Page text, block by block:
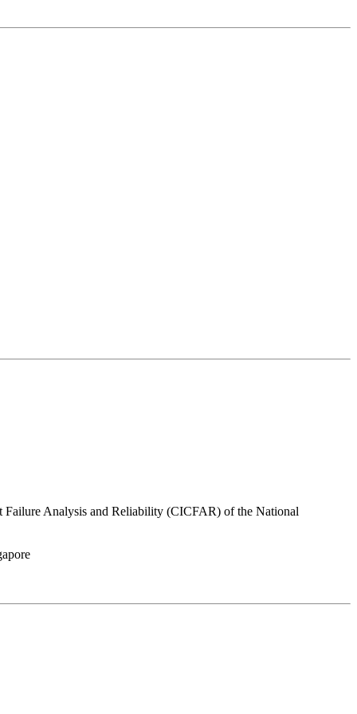
Analysis and Reliability (CICFAR) of the National